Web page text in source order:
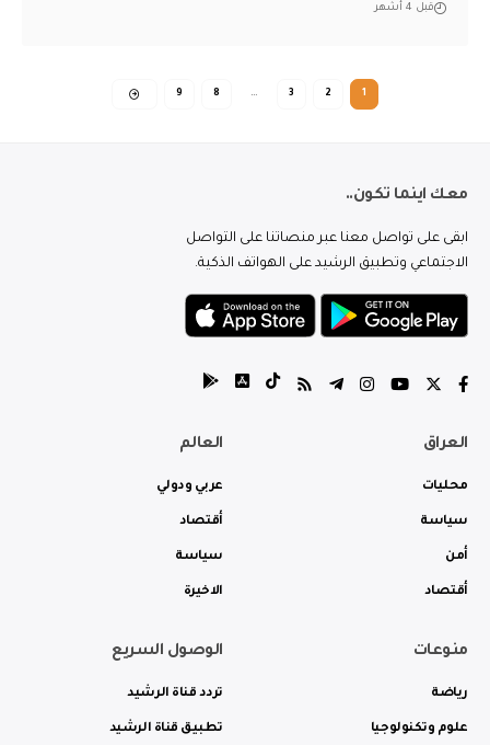
قبل 4 أشهر
1
2
3
…
8
9
معك اينما تكون..
ابقى على تواصل معنا عبر منصاتنا على التواصل
الاجتماعي وتطبيق الرشيد على الهواتف الذكية.
العراق
محليات
سياسة
أمن
أقتصاد
العالم
عربي ودولي
أقتصاد
سياسة
الاخيرة
منوعات
رياضة
علوم وتكنولوجيا
الوصول السريع
تردد قناة الرشيد
تطبيق قناة الرشيد